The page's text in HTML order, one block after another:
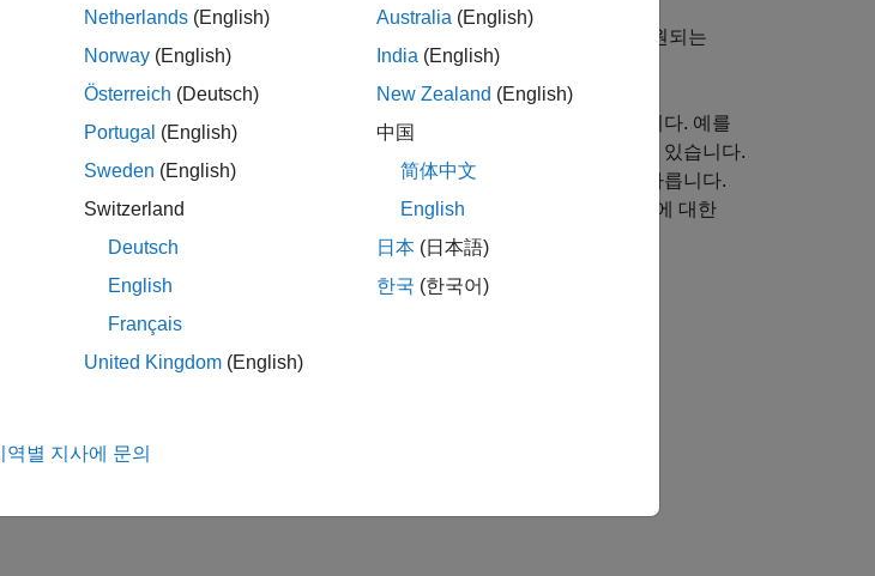
히스토그램 차트, 곡면 차트 등 대부분의 차트에서 지원됩니다. 데이터팁이 지원되는
에 데이터팁
버튼이 표시됩니다.
된 좌표축 상호 작용을 사용하여 데이터를 대화형 방식으로 탐색할 수 있습니다. 예를
서 데이터팁을 잠시 표시하거나, 데이터 점을 클릭하여 데이터팁을 고정할 수 있습니다.
상호 작용 모드를 활성화할 필요가 없으며, 상호 작용 모드보다 반응 속도가 빠릅니다.
화하면 데이터팁 모양과 동작을 사용자 지정할 수 있습니다. 내장된 상호 작용에 대한
어하기 항목을 참조하십시오.
Netherlands (English)
Norway (English)
Österreich (Deutsch)
Portugal (English)
Sweden (English)
Switzerland
Deutsch
English
Français
United Kingdom (English)
Australia (English)
India (English)
New Zealand (English)
中国
简体中文
English
日本 (日本語)
한국 (한국어)
역별 지사에 문의